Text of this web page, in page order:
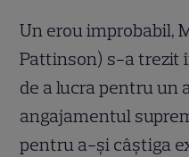
Un erou improbabil,
Pattinson) s-a trezit
de a lucra pentru un
angajamentul
pentru a-și câștiga